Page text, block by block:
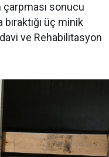
sonucu
üç minik
ve Rehabilitasyon